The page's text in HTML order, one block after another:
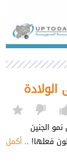
نمو الجنين
فعلها! .. أكمل